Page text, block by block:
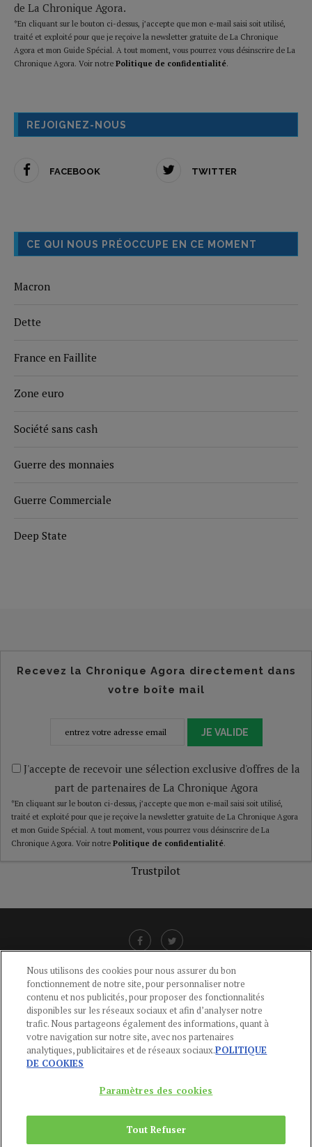
de La Chronique Agora.
*En cliquant sur le bouton ci-dessus, j’accepte que mon e-mail saisi soit utilisé,
traité et exploité pour que je reçoive la newsletter gratuite de La Chronique
Agora et mon Guide Spécial. A tout moment, vous pourrez vous désinscrire de La
Chronique Agora. Voir notre Politique de confidentialité.
REJOIGNEZ-NOUS
FACEBOOK TWITTER
CE QUI NOUS PRÉOCCUPE EN CE MOMENT
Macron
Dette
France en Faillite
Zone euro
Société sans cash
Guerre des monnaies
Guerre Commerciale
Deep State
Recevez la Chronique Agora directement dans
votre boîte mail
JE VALIDE
J'accepte de recevoir une sélection exclusive d'offres de la
part de partenaires de La Chronique Agora
*En cliquant sur le bouton ci-dessus, j’accepte que mon e-mail saisi soit utilisé,
traité et exploité pour que je reçoive la newsletter gratuite de La Chronique Agora
et mon Guide Spécial. A tout moment, vous pourrez vous désinscrire de La
Chronique Agora. Voir notre Politique de confidentialité.
Trustpilot
LIENS UTILES
CGU-POLITIQUE DE CONFIDENTIALITÉ -POLITIQUE DES COOKIES
MENTIONS LÉGALES -AIDE
CONTACT
Du Lundi au Vendredi, 9h-13h et 14h-17h
Nous utilisons des cookies pour nous assurer du bon
fonctionnement de notre site, pour personnaliser notre
contenu et nos publicités, pour proposer des fonctionnalités
disponibles sur les réseaux sociaux et afin d’analyser notre
trafic. Nous partageons également des informations, quant à
votre navigation sur notre site, avec nos partenaires
analytiques, publicitaires et de réseaux sociaux.POLITIQUE
DE COOKIES
Paramètres des cookies
Tout Refuser